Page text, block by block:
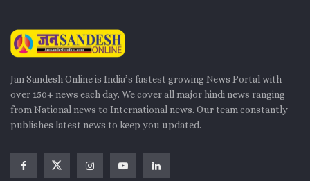
Jan Sandesh Online is India’s fastest growing News Portal with
over 150+ news each day. We cover all major hindi news ranging
from National news to International news. Our team constantly
publishes latest news to keep you updated.